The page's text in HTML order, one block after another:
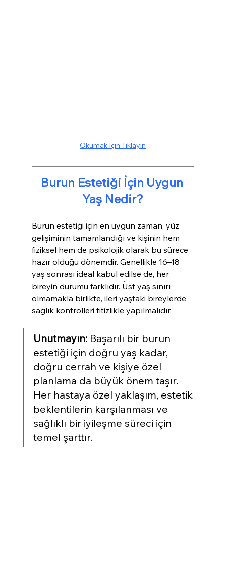
Okumak İçin Tıklayın
Burun Estetiği İçin Uygun
Yaş Nedir?
Burun estetiği için en uygun zaman, yüz
gelişiminin tamamlandığı ve kişinin hem
fiziksel hem de psikolojik olarak bu sürece
hazır olduğu dönemdir. Genellikle 16–18
yaş sonrası ideal kabul edilse de, her
bireyin durumu farklıdır. Üst yaş sınırı
olmamakla birlikte, ileri yaştaki bireylerde
sağlık kontrolleri titizlikle yapılmalıdır.
Unutmayın: Başarılı bir burun
estetiği için doğru yaş kadar,
doğru cerrah ve kişiye özel
planlama da büyük önem taşır.
Her hastaya özel yaklaşım, estetik
beklentilerin karşılanması ve
sağlıklı bir iyileşme süreci için
temel şarttır.